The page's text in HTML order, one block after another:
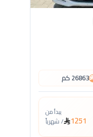
26863 كم
يبدأ من
1251
/شهرياً